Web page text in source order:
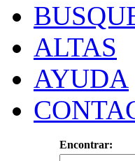
ALTAS
AYUDA
Encontrar: